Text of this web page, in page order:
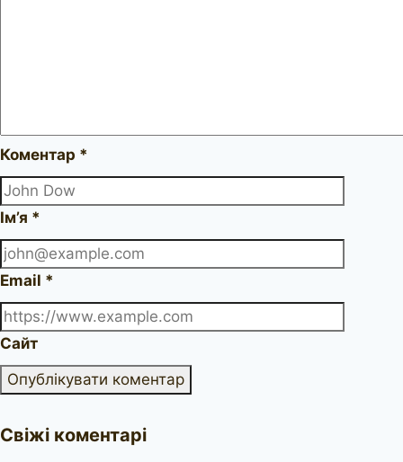
Коментар *
Ім’я *
Email *
Сайт
Свіжі коментарі